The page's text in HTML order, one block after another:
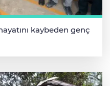
kaybeden genç